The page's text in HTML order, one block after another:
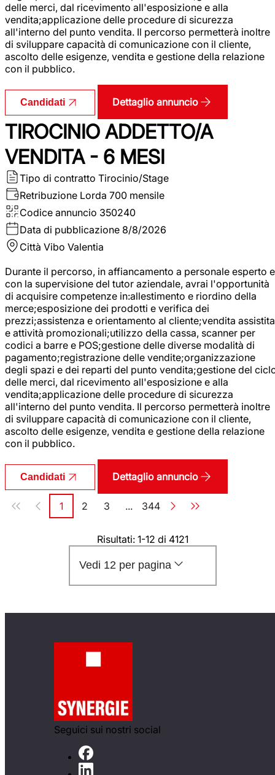
delle merci, dal ricevimento all'esposizione e alla
vendita;applicazione delle procedure di sicurezza
all'interno del punto vendita. Il percorso permetterà inoltre
di sviluppare capacità di comunicazione con il cliente,
ascolto delle esigenze, vendita e gestione della relazione
con il pubblico.
Candidati Dettaglio annuncio
TIROCINIO ADDETTO/A
VENDITA - 6 MESI
Tipo di contratto Tirocinio/Stage
Retribuzione Lorda 700 mensile
Codice annuncio 350240
Data di pubblicazione 8/8/2026
Città Vibo Valentia
Durante il percorso, in affiancamento a personale esperto e
con la supervisione del tutor aziendale, avrai l'opportunità
di acquisire competenze in:allestimento e riordino della
merce;esposizione dei prodotti e verifica dei
prezzi;assistenza e orientamento al cliente;vendita assistita
e attività promozionali;utilizzo della cassa, scanner per
codici a barre e POS;gestione delle diverse modalità di
pagamento;registrazione delle vendite;organizzazione
degli spazi e dei reparti del punto vendita;gestione del
delle merci, dal ricevimento all'esposizione e alla
vendita;applicazione delle procedure di sicurezza
all'interno del punto vendita. Il percorso permetterà inoltre
di sviluppare capacità di comunicazione con il cliente,
ascolto delle esigenze, vendita e gestione della relazione
con il pubblico.
Candidati Dettaglio annuncio
Paginazione
Pagina
1 Pagina
2 Pagina
3 ... Pagina
344
Risultati: 1-12 di 4121
Vedi 12 per pagina
Seguici sui nostri social